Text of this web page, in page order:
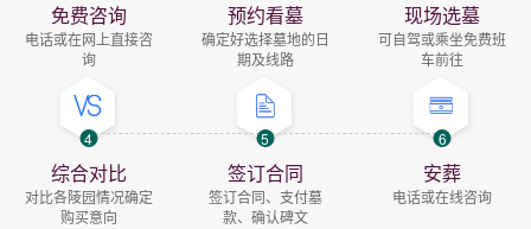
免费咨询
电话或在网上直接咨
询
预约看墓
确定好选择墓地的日
期及线路
现场选墓
可自驾或乘坐免费班
车前往
4
综合对比
对比各陵园情况确定
购买意向
5
签订合同
签订合同、支付墓
款、确认碑文
6
安葬
电话或在线咨询